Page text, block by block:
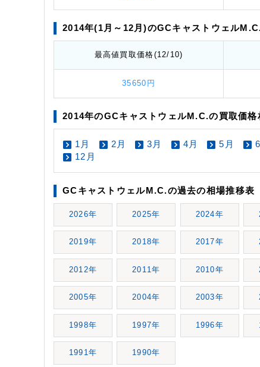
2014年(1月～12月)のGCキャストウェル
最高値買取価格(12/10)
35650円
2014年のGCキャストウェルM.C.の買取価格
1月 2月 3月 4月 5月
12月
GCキャストウェルM.C.の過去の相場推移表
2026年 2025年 2024年
2019年 2018年 2017年
2012年 2011年 2010年
2005年 2004年 2003年
1998年 1997年 1996年
1991年 1990年